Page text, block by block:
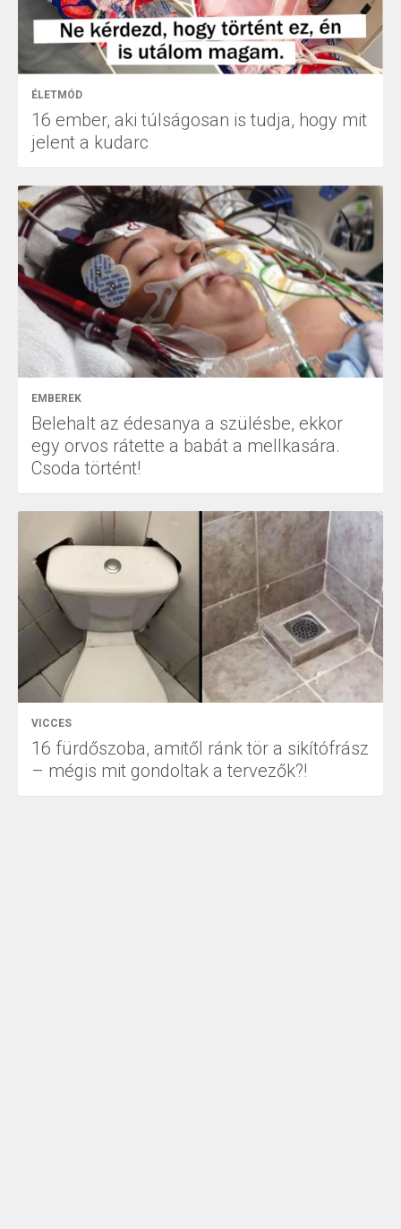
ÉLETMÓD
16 ember, aki túlságosan is tudja, hogy mit
jelent a kudarc
EMBEREK
Belehalt az édesanya a szülésbe, ekkor
egy orvos rátette a babát a mellkasára.
Csoda történt!
VICCES
16 fürdőszoba, amitől ránk tör a sikítófrász
– mégis mit gondoltak a tervezők?!